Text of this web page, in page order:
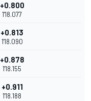
+0.800
1'18.077
+0.813
1'18.090
+0.878
1'18.155
+0.911
1'18.188